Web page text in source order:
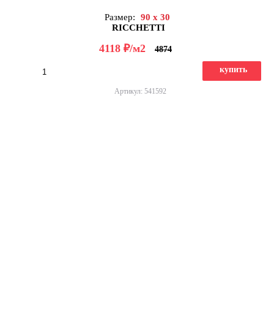
Размер:
90 x 30
RICCHETTI
4118 д/м2 4874
купить
Артикул: 541592